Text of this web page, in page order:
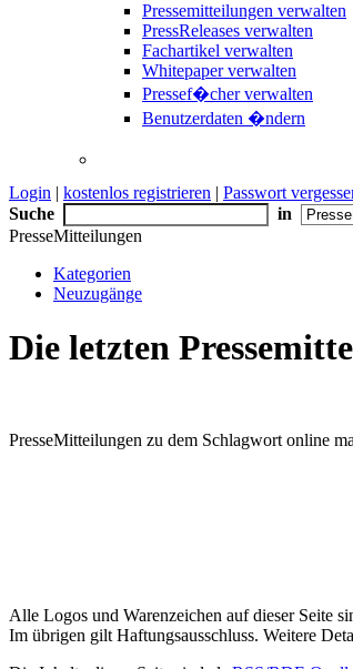
Pressemitteilungen verwalten
PressReleases verwalten
Fachartikel verwalten
Whitepaper verwalten
Pressef�cher verwalten
Benutzerdaten �ndern
Login | kostenlos registrieren | Passwort
Suche
in
PresseMitteilungen
Kategorien
Neuzugänge
Die letzten
PresseMitteilungen zu dem Schlagwort online
Alle Logos und Warenzeichen auf dieser Seite
Im übrigen gilt Haftungsausschluss. Weitere